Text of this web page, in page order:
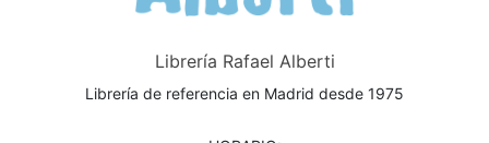
Librería Rafael Alberti
Librería de referencia en Madrid desde 1975